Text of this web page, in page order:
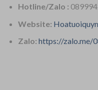
Hotline/Zalo :
Website:
Zalo: https://zalo.me/